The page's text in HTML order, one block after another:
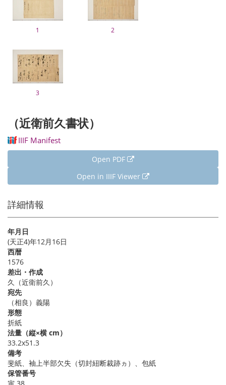
1 2
3
（近衛前久書状）
IIIF Manifest
Open PDF
Open in IIIF Viewer
詳細情報
年月日
(天正4)年12月16日
西暦
1576
差出・作成
久（近衛前久）
宛先
（相良）義陽
形態
折紙
法量（縦×横 cm）
33.2x51.3
備考
斐紙、袖上半部欠失（切封紐断裁跡ヵ）、包紙
保管番号